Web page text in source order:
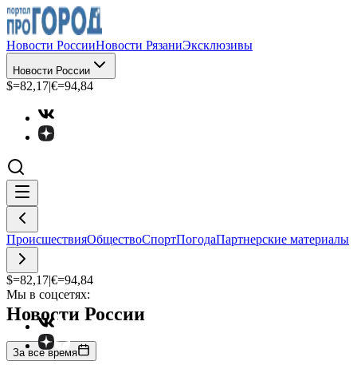
Новости РоссииНовости РязаниЭксклюзивы
Новости России
$=82,17|€=94,84
ПроисшествияОбществоСпортПогодаПартнерские материалы
$=82,17|€=94,84
Мы в соцсетях:
Новости России
За все время